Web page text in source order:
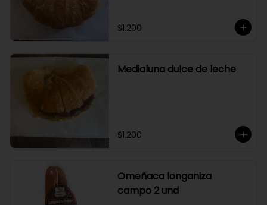
$1.200
Medialuna dulce de leche
$1.200
Omeñaca longaniza
campo 2 und